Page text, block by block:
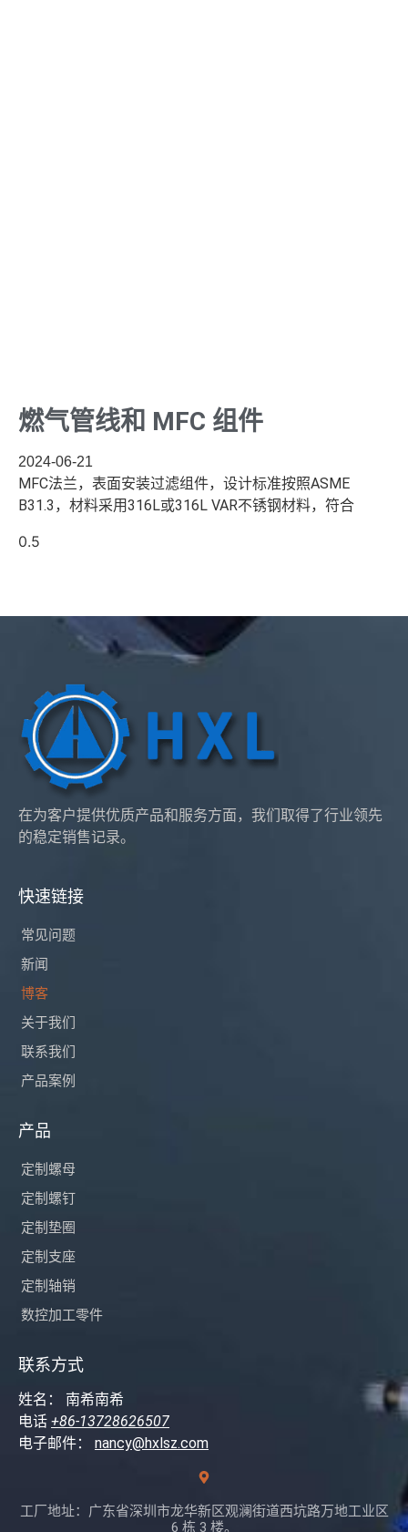
燃气管线和 MFC 组件
2024-06-21
MFC法兰，表面安装过滤组件，设计标准按照ASME
B31.3，材料采用316L或316L VAR不锈钢材料，符合
在为客户提供优质产品和服务方面，我们取得了行业领先
的稳定销售记录。
快速链接
常见问题
新闻
博客
关于我们
联系我们
产品案例
产品
定制螺母
定制螺钉
定制垫圈
定制支座
定制轴销
数控加工零件
联系方式
姓名： 南希南希
电话 +86-13728626507
电子邮件： nancy@hxlsz.com
工厂地址：广东省深圳市龙华新区观澜街道西坑路万地工业区
6 栋 3 楼。